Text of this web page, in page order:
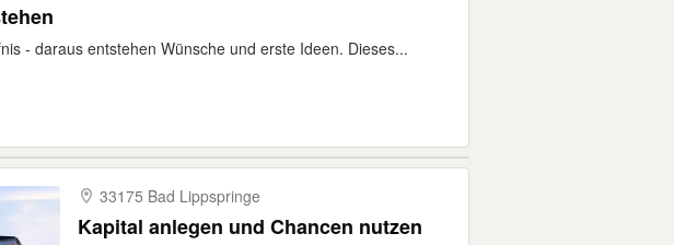
- daraus entstehen Wünsche und erste Ideen. Dieses...
33175 Bad Lippspringe
Kapital anlegen und Chancen nutzen